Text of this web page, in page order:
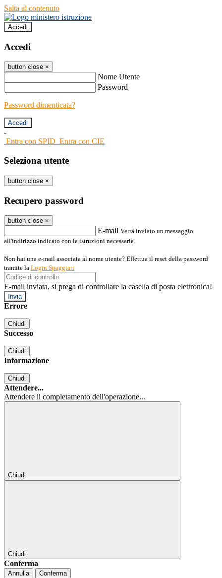
Salta al contenuto
Accedi
Accedi
button close ×
Nome Utente
Password
Password dimenticata?
-
Entra con SPID Entra con CIE
Seleziona utente
button close ×
Recupero password
button close ×
E-mail Verrà inviato un messaggio
all'indirizzo indicato con le istruzioni necessarie.
Non hai una e-mail associata al nome utente? Effettua il reset della password
tramite la Login Spaggiari
E-mail inviata, si prega di controllare la casella di posta elettronica!
Errore
Chiudi
Successo
Chiudi
Informazione
Chiudi
Attendere...
Attendere il completamento dell'operazione...
Chiudi
Chiudi
Conferma
Annulla Conferma